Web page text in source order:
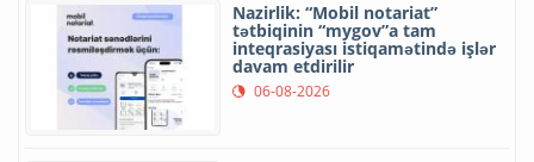
Nazirlik: “Mobil notariat”
tətbiqinin “mygov”a tam
inteqrasiyası istiqamətində işlər
davam etdirilir
06-08-2026